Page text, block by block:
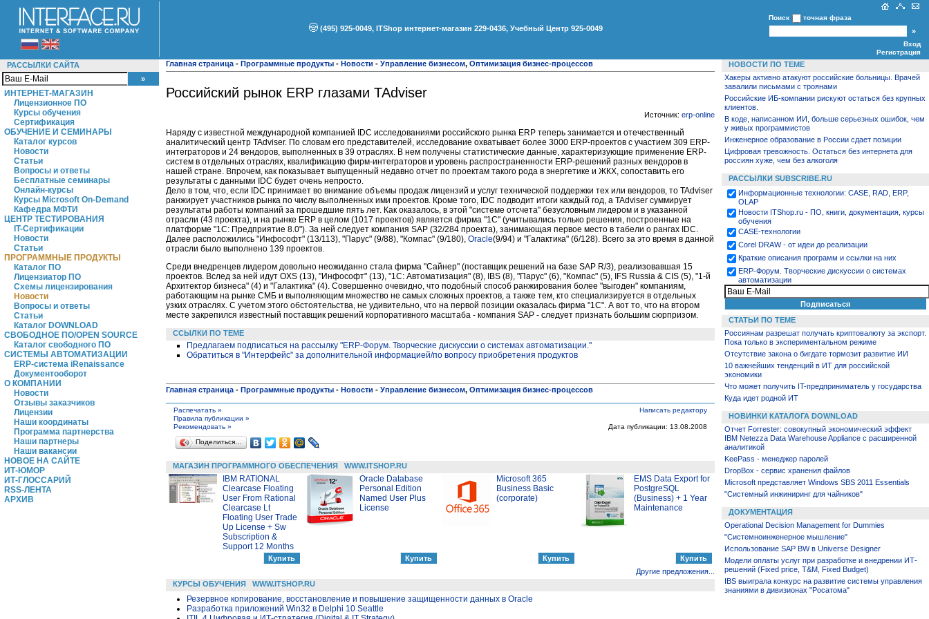
(495) 925-0049, ITShop интернет-магазин 229-0436, Учебный Центр 925-0049
Поиск точная фраза
Вход
Регистрация
РАССЫЛКИ САЙТА
ИНТЕРНЕТ-МАГАЗИН
Лицензионное ПО
Курсы обучения
Сертификация
ОБУЧЕНИЕ И СЕМИНАРЫ
Каталог курсов
Новости
Статьи
Вопросы и ответы
Бесплатные семинары
Онлайн-курсы
Курсы Microsoft On-Demand
Кафедра МФТИ
ЦЕНТР ТЕСТИРОВАНИЯ
IT-Сертификации
Новости
Статьи
ПРОГРАММНЫЕ ПРОДУКТЫ
Каталог ПО
Лицензиатор ПО
Схемы лицензирования
Новости
Вопросы и ответы
Статьи
Каталог DOWNLOAD
СВОБОДНОЕ ПО/OPEN SOURCE
Каталог свободного ПО
СИСТЕМЫ АВТОМАТИЗАЦИИ
ERP-система iRenaissance
Документооборот
О КОМПАНИИ
Новости
Отзывы заказчиков
Лицензии
Наши координаты
Программа партнерства
Наши партнеры
Наши вакансии
НОВОЕ НА САЙТЕ
ИТ-ЮМОР
ИТ-ГЛОССАРИЙ
RSS-ЛЕНТА
АРХИВ
Главная страница - Программные продукты - Новости - Управление бизнесом, Оптимизация бизнес-процессов
Российский рынок ERP глазами TAdviser
Источник: erp-online
Наряду с известной международной компанией IDC исследованиями российского рынка ERP теперь занимается и отечественный
аналитический центр TAdviser. По словам его представителей, исследование охватывает более 3000 ERP-проектов с участием 309 ERP-
интеграторов и 24 вендоров, выполненных в 39 отраслях. В нем получены статистические данные, характеризующие применение ERP-
систем в отдельных отраслях, квалификацию фирм-интеграторов и уровень распространенности ERP-решений разных вендоров в
нашей стране. Впрочем, как показывает выпущенный недавно отчет по проектам такого рода в энергетике и ЖКХ, сопоставить его
результаты с данными IDC будет очень непросто.
Дело в том, что, если IDC принимает во внимание объемы продаж лицензий и услуг технической поддержки тех или вендоров, то TAdviser
ранжирует участников рынка по числу выполненных ими проектов. Кроме того, IDC подводит итоги каждый год, а TAdviser суммирует
результаты работы компаний за прошедшие пять лет. Как оказалось, в этой "системе отсчета" безусловным лидером и в указанной
отрасли (43 проекта), и на рынке ERP в целом (1017 проектов) является фирма "1С" (учитывались только решения, построенные на
платформе "1С: Предприятие 8.0"). За ней следует компания SAP (32/284 проекта), занимающая первое место в табели о рангах IDC.
Далее расположились "Инфософт" (13/113), "Парус" (9/88), "Компас" (9/180), Oracle(9/94) и "Галактика" (6/128). Всего за это время в данной
отрасли было выполнено 139 проектов.
Среди внедренцев лидером довольно неожиданно стала фирма "Сайнер" (поставщик решений на базе SAP R/3), реализовавшая 15
проектов. Вслед за ней идут OXS (13), "Инфософт" (13), "1С: Автоматизация" (8), IBS (8), "Парус" (6), "Компас" (5), IFS Russia & CIS (5), "1-й
Архитектор бизнеса" (4) и "Галактика" (4). Совершенно очевидно, что подобный способ ранжирования более "выгоден" компаниям,
работающим на рынке СМБ и выполняющим множество не самых сложных проектов, а также тем, кто специализируется в отдельных
узких отраслях. С учетом этого обстоятельства, не удивительно, что на первой позиции оказалась фирма "1С". А вот то, что на втором
месте закрепился известный поставщик решений корпоративного масштаба - компания SAP - следует признать большим сюрпризом.
ССЫЛКИ ПО ТЕМЕ
Предлагаем подписаться на рассылку "ЕRP-Форум. Творческие дискуссии о системах автоматизации."
Обратиться в "Интерфейс" за дополнительной информацией/по вопросу приобретения продуктов
Главная страница - Программные продукты - Новости - Управление бизнесом, Оптимизация бизнес-процессов
Распечатать »
Правила публикации »
Написать редактору
Рекомендовать »
Дата публикации: 13.08.2008
Поделиться…
МАГАЗИН ПРОГРАММНОГО ОБЕСПЕЧЕНИЯ WWW.ITSHOP.RU
IBM RATIONAL
Clearcase Floating
User From Rational
Clearcase Lt
Floating User Trade
Up License + Sw
Subscription &
Support 12 Months
Oracle Database
Personal Edition
Named User Plus
License
Microsoft 365
Business Basic
(corporate)
EMS Data Export for
PostgreSQL
(Business) + 1 Year
Maintenance
Другие предложения...
КУРСЫ ОБУЧЕНИЯ
WWW.ITSHOP.RU
Резервное копирование, восстановление и повышение защищенности данных в Oracle
Разработка приложений Win32 в Delphi 10 Seattle
НОВОСТИ ПО ТЕМЕ
Хакеры активно атакуют российские больницы. Врачей
завалили письмами с троянами
Российские ИБ-компании рискуют остаться без крупных
клиентов.
В коде, написанном ИИ, больше серьезных ошибок, чем
у живых программистов
Инженерное образование в России сдает позиции
Цифровая тревожность. Остаться без интернета для
россиян хуже, чем без алкоголя
РАССЫЛКИ SUBSCRIBE.RU
Информационные технологии: CASE, RAD, ERP,
OLAP
Новости ITShop.ru - ПО, книги, документация, курсы
обучения
CASE-технологии
Corel DRAW - от идеи до реализации
Краткие описания программ и ссылки на них
ЕRP-Форум. Творческие дискуссии о системах
автоматизации
СТАТЬИ ПО ТЕМЕ
Россиянам разрешат получать криптовалюту за экспорт.
Пока только в экспериментальном режиме
Отсутствие закона о бигдате тормозит развитие ИИ
10 важнейших тенденций в ИТ для российской
экономики
Что может получить IT-предприниматель у государства
Куда идет родной ИТ
НОВИНКИ КАТАЛОГА DOWNLOAD
Отчет Forrester: совокупный экономический эффект
IBM Netezza Data Warehouse Appliance с расширенной
аналитикой
KeePass - менеджер паролей
DropBox - сервис хранения файлов
Microsoft представляет Windows SBS 2011 Essentials
"Системный инжиниринг для чайников"
ДОКУМЕНТАЦИЯ
Operational Decision Management for Dummies
"Системноинженерное мышление"
Использование SAP BW в Universe Designer
Модели оплаты услуг при разработке и внедрении ИТ-
решений (Fixed price, T&M, Fixed Budget)
IBS выиграла конкурс на развитие системы управления
знаниями в дивизионах "Росатома"